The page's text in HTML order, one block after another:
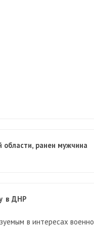
области, ранен мужчина
в ДНР
в интересах